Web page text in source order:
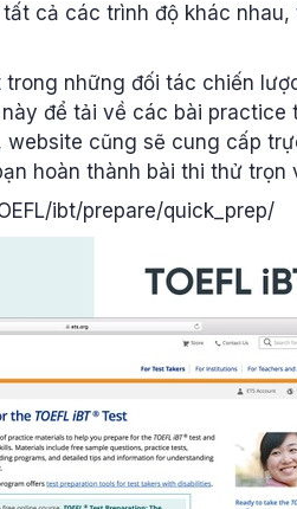
cả các trình độ khác
trong những đối tác chiến
để tải về các bài practice
cũng sẽ cung cấp
hoàn thành bài thi thử trọn
ibt/prepare/quick_prep/